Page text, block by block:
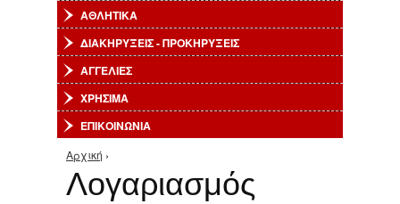
ΑΘΛΗΤΙΚΑ
ΔΙΑΚΗΡΥΞΕΙΣ - ΠΡΟΚΗΡΥΞΕΙΣ
ΑΓΓΕΛΙΕΣ
ΧΡΗΣΙΜΑ
ΕΠΙΚΟΙΝΩΝΙΑ
Είστε εδώ
Αρχική ›
Λογαριασμός